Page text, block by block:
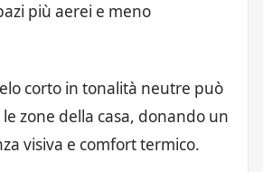
più aerei e meno
corto in tonalità neutre può
zone della casa, donando un
visiva e comfort termico.